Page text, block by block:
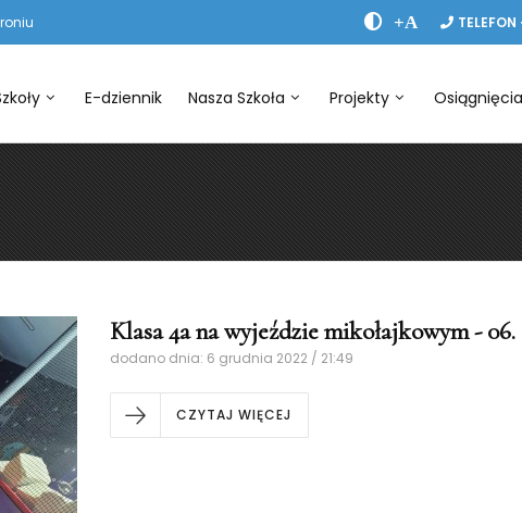
+A
E-dziennik Nasza Szkoła Projekty Osiągnięcia
Klasa 4a na wyjeździe mikołajkowym - 06.
dodano dnia: 6 grudnia 2022 / 21:49
CZYTAJ WIĘCEJ